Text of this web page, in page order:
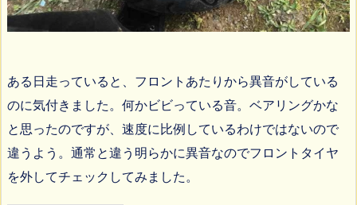
ある日走っていると、フロントあたりから異音がしている
のに気付きました。何かビビっている音。ベアリングかな
と思ったのですが、速度に比例しているわけではないので
違うよう。通常と違う明らかに異音なのでフロントタイヤ
を外してチェックしてみました。